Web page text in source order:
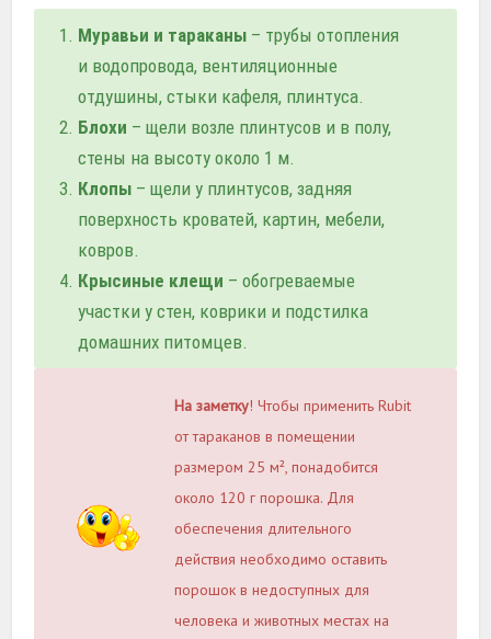
Муравьи и тараканы – трубы отопления
и водопровода, вентиляционные
отдушины, стыки кафеля, плинтуса.
Блохи – щели возле плинтусов и в полу,
стены на высоту около 1 м.
Клопы – щели у плинтусов, задняя
поверхность кроватей, картин, мебели,
ковров.
Крысиные клещи – обогреваемые
участки у стен, коврики и подстилка
домашних питомцев.
На заметку! Чтобы применить Rubit
от тараканов в помещении
размером 25 м², понадобится
около 120 г порошка. Для
обеспечения длительного
действия необходимо оставить
порошок в недоступных для
человека и животных местах на